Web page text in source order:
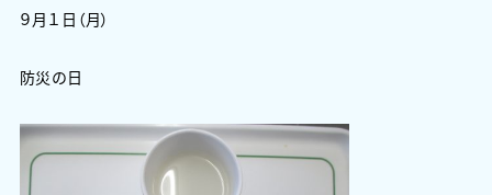
９月１日（月）
防災の日